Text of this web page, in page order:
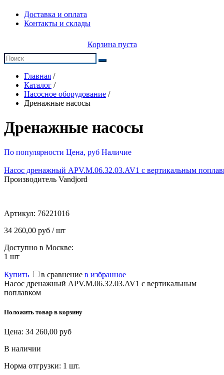
Доставка и оплата
Контакты и склады
Корзина пуста
Главная /
Каталог /
Насосное оборудование /
Дренажные насосы
Дренажные насосы
По популярности Цена, руб Наличие
Насос дренажный APV.M.06.32.03.AV1 с вертикальным
Производитель Vandjord
Артикул: 76221016
34 260,00 руб / шт
Доступно в Москве:
1 шт
Купить в сравнение в избранное
Насос дренажный APV.M.06.32.03.AV1 с вертикальным
поплавком
Положить товар в корзину
Цена: 34 260,00 руб
В наличии
Норма отгрузки: 1 шт.